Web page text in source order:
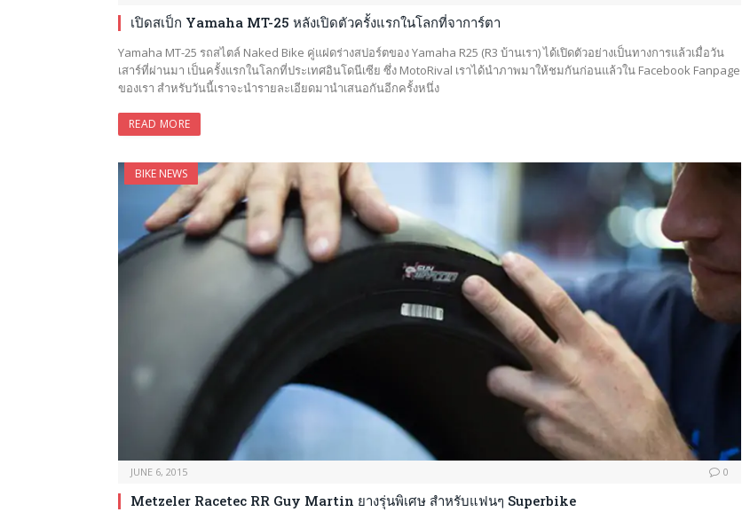
เปิดสเป็ก Yamaha MT-25 หลังเปิดตัวครั้งแรกในโลกที่จาการ์ตา
Yamaha MT-25 รถสไตล์ Naked Bike คู่แฝดร่างสปอร์ตของ Yamaha R25 (R3 บ้านเรา) ได้เปิดตัวอย่างเป็นทางการแล้วเมื่อวัน
เสาร์ที่ผ่านมา เป็นครั้งแรกในโลกที่ประเทศอินโดนีเซีย ซึ่ง MotoRival เราได้นำภาพมาให้ชมกันก่อนแล้วใน Facebook Fanpage
ของเรา สำหรับวันนี้เราจะนำรายละเอียดมานำเสนอกันอีกครั้งหนึ่ง
READ MORE
BIKE NEWS
JUNE 6, 2015 0
Metzeler Racetec RR Guy Martin ยางรุ่นพิเศษ สำหรับแฟนๆ Superbike